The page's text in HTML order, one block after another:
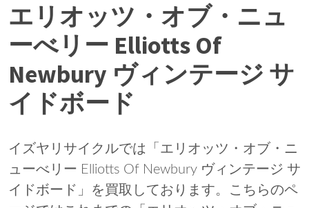
エリオッツ・オブ・ニュ
ーべリー Elliotts Of
Newbury ヴィンテージ サ
イドボード
イズヤリサイクルでは「エリオッツ・オブ・ニ
ューべリー Elliotts Of Newbury ヴィンテージ サ
イドボード」を買取しております。こちらのペ